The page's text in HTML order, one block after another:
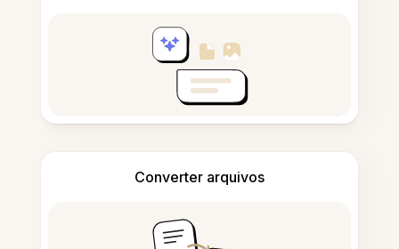
Converter arquivos